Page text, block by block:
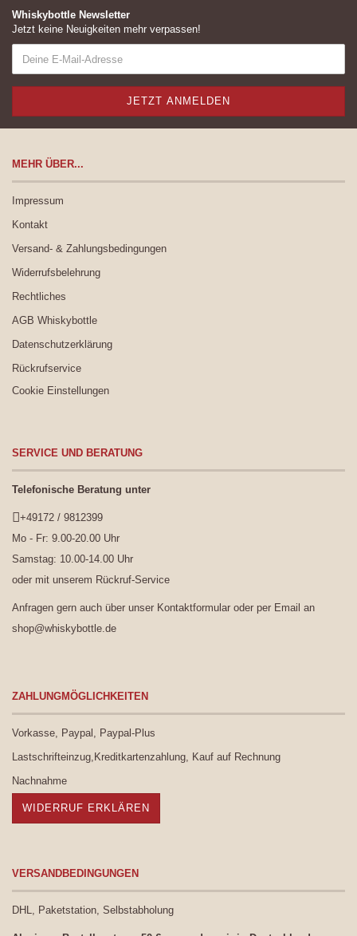
Whiskybottle Newsletter
Jetzt keine Neuigkeiten mehr verpassen!
MEHR ÜBER...
Impressum
Kontakt
Versand- & Zahlungsbedingungen
Widerrufsbelehrung
Rechtliches
AGB Whiskybottle
Datenschutzerklärung
Rückrufservice
Cookie Einstellungen
SERVICE UND BERATUNG
Telefonische Beratung unter
+49172 / 9812399
Mo - Fr: 9.00-20.00 Uhr
Samstag: 10.00-14.00 Uhr
oder mit unserem Rückruf-Service
Anfragen gern auch über unser Kontaktformular oder per Email an
shop@whiskybottle.de
ZAHLUNGMÖGLICHKEITEN
Vorkasse, Paypal, Paypal-Plus
Lastschrifteinzug,Kreditkartenzahlung, Kauf auf Rechnung
Nachnahme
WIDERRUF ERKLÄREN
VERSANDBEDINGUNGEN
DHL, Paketstation, Selbstabholung